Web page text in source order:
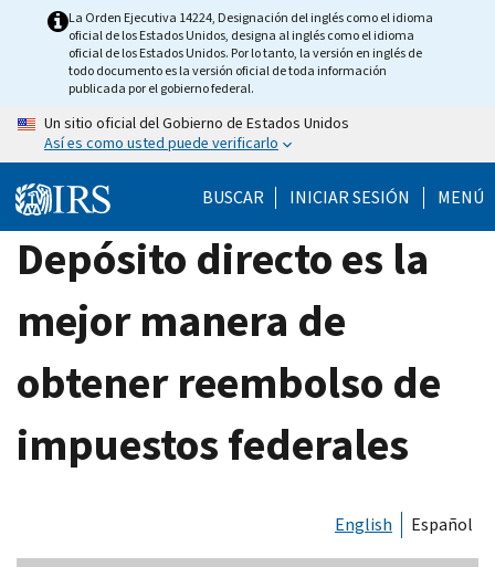
La Orden Ejecutiva 14224, Designación del inglés como el idioma
oficial de los Estados Unidos, designa al inglés como el idioma
oficial de los Estados Unidos. Por lo tanto, la versión en inglés de
todo documento es la versión oficial de toda información
publicada por el gobierno federal.
Un sitio oficial del Gobierno de Estados Unidos
Así es como usted puede verificarlo
BUSCAR INICIAR SESIÓN MENÚ
Depósito directo es la
mejor manera de
obtener reembolso de
impuestos federales
English Español